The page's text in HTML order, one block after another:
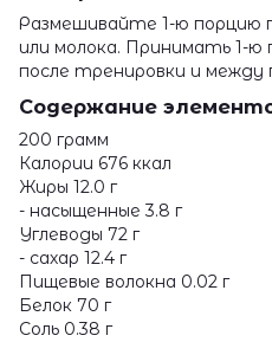
Размешивайте 1-ю порцию
или молока. Принимать 1-ю
после тренировки и между
Содержание
200 грамм
Калории 676 ккал
Жиры 12.0 г
- насыщенные 3.8 г
Углеводы 72 г
- сахар 12.4 г
Пищевые волокна 0.02 г
Белок 70 г
Соль 0.38 г